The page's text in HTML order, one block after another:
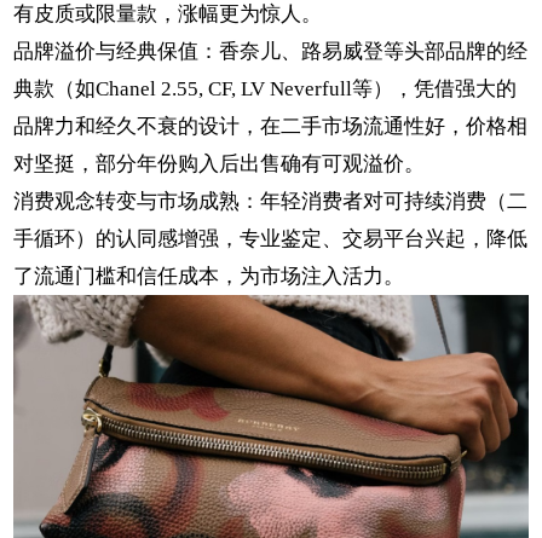
有皮质或限量款，涨幅更为惊人。
品牌溢价与经典保值：香奈儿、路易威登等头部品牌的经
典款（如Chanel 2.55, CF, LV Neverfull等），凭借强大的
品牌力和经久不衰的设计，在二手市场流通性好，价格相
对坚挺，部分年份购入后出售确有可观溢价。
消费观念转变与市场成熟：年轻消费者对可持续消费（二
手循环）的认同感增强，专业鉴定、交易平台兴起，降低
了流通门槛和信任成本，为市场注入活力。